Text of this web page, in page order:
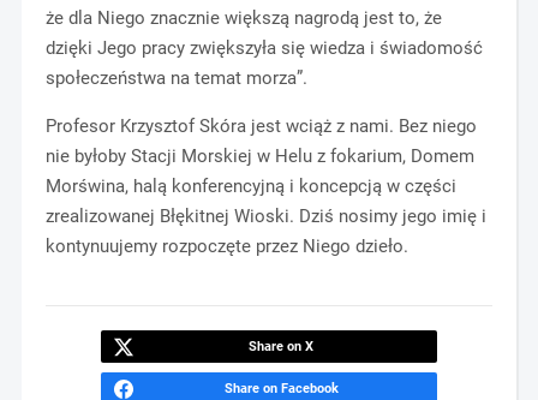
że dla Niego znacznie większą nagrodą jest to, że
dzięki Jego pracy zwiększyła się wiedza i świadomość
społeczeństwa na temat morza”.
Profesor Krzysztof Skóra jest wciąż z nami. Bez niego
nie byłoby Stacji Morskiej w Helu z fokarium, Domem
Morświna, halą konferencyjną i koncepcją w części
zrealizowanej Błękitnej Wioski. Dziś nosimy jego imię i
kontynuujemy rozpoczęte przez Niego dzieło.
Share on X
Share on Facebook